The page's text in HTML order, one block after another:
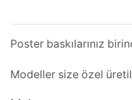
Poster baskılarınız
Modeller size özel